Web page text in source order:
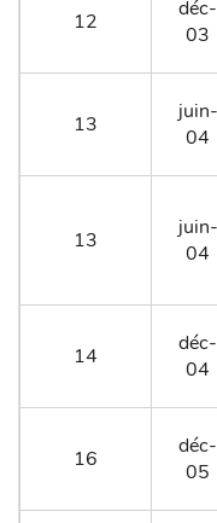
12
déc-
03
13
juin-
04
13
juin-
04
14
déc-
04
16
déc-
05